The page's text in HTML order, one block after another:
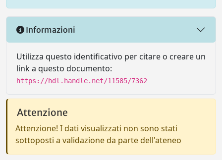
Informazioni
Utilizza questo identificativo per citare o creare un
link a questo documento:
https://hdl.handle.net/11585/7362
Attenzione
Attenzione! I dati visualizzati non sono stati
sottoposti a validazione da parte dell'ateneo